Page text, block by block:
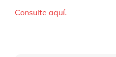
Consulte aquí.